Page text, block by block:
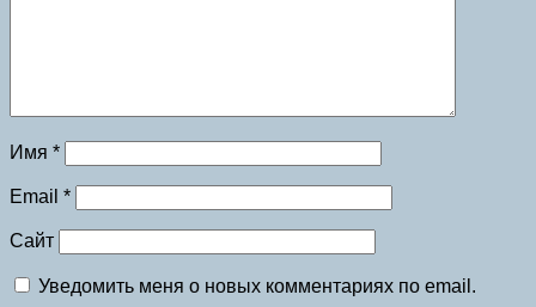
Имя *
Email *
Сайт
Уведомить меня о новых комментариях по email.